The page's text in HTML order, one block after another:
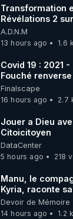
RGNR
SUR
sont
Transformation
Révélations 2
07/08/26
A.D.N.M
13 hours ago
1.6
Covid 19 : 2021 -
Fouché
de CNews !
Finalscape
16 hours ago
2.7
Jouer a Dieu
Citoicitoyen
DataCenter
5 hours ago
218
Manu, le
Kyria, raconte
vue musclée.
Devoir de Mémoire
14 hours ago
1.2